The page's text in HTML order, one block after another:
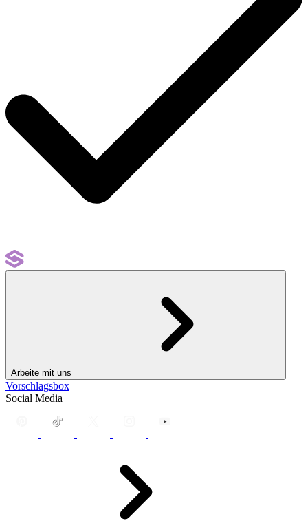
Arbeite mit uns
Vorschlagsbox
Social Media